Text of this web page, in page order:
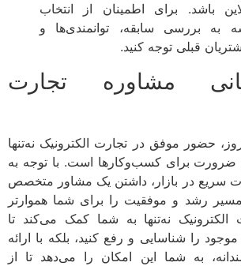
باشد. برای اطمینان از انتخاب
به بررسی سابقه، توانمندی‌ها و
قبلی توجه کنید.
مشاوره تجارت
حضور موفق در تجارت الکترونیک نه‌تنها
برای کسب‌وکارها است. با توجه به
سریع در بازار، داشتن یک مشاور متخصص
مسیر رشد و موفقیت را برای شما هموارتر
نه‌تنها به شما کمک می‌کند تا
را شناسایی و رفع کنید، بلکه با ارائه
به شما این امکان را می‌دهد تا از